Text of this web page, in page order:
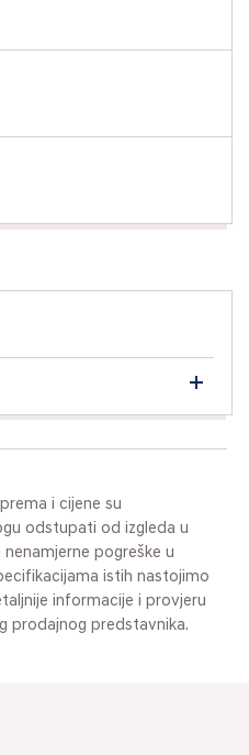
i cijene su
odstupati od izgleda u
pogreške u
istih nastojimo
informacije i provjeru
prodajnog predstavnika.